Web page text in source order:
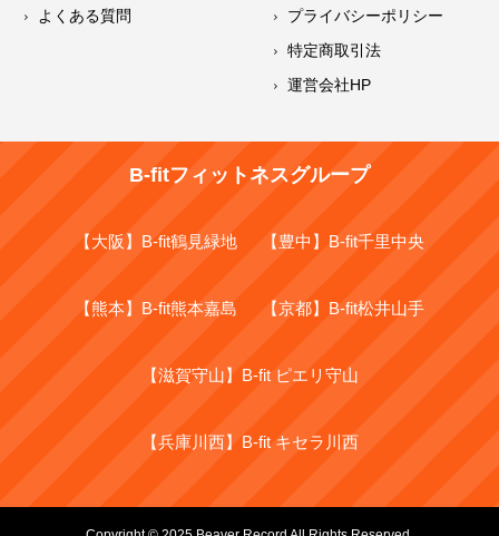
よくある質問
プライバシーポリシー
特定商取引法
運営会社HP
B-fitフィットネスグループ
【大阪】B-fit鶴見緑地 【豊中】B-fit千里中央
【熊本】B-fit熊本嘉島 【京都】B-fit松井山手
【滋賀守山】B-fit ピエリ守山
【兵庫川西】B-fit キセラ川西